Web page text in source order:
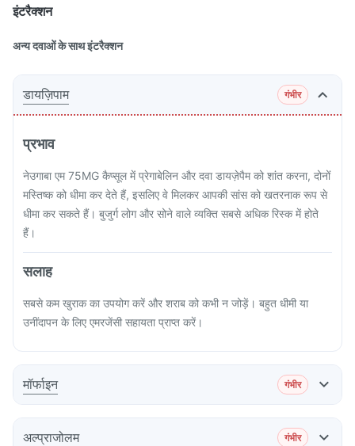
इंटरैक्शन
अन्य दवाओं के साथ इंटरैक्शन
डायज़िपाम गंभीर
प्रभाव
नेउगाबा एम 75MG कैप्सूल में प्रेगाबेलिन और दवा डायज़ेपैम को शांत करना, दोनों
मस्तिष्क को धीमा कर देते हैं, इसलिए वे मिलकर आपकी सांस को खतरनाक रूप से
धीमा कर सकते हैं। बुजुर्ग लोग और सोने वाले व्यक्ति सबसे अधिक रिस्क में होते
हैं।
सलाह
सबसे कम खुराक का उपयोग करें और शराब को कभी न जोड़ें। बहुत धीमी या
उनींदापन के लिए एमरजेंसी सहायता प्राप्त करें।
मॉर्फाइन गंभीर
प्रभाव
अल्प्राजोलम गंभीर